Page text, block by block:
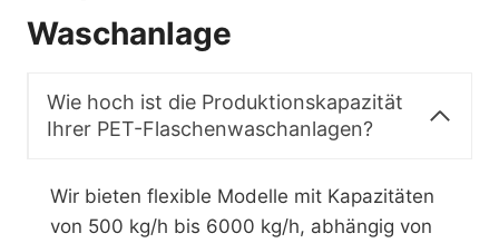
Waschanlage
Wie hoch ist die Produktionskapazität
Ihrer PET-Flaschenwaschanlagen?
Wir bieten flexible Modelle mit Kapazitäten
von 500 kg/h bis 6000 kg/h, abhängig von